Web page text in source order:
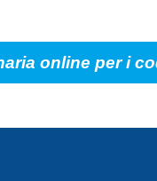
online per i